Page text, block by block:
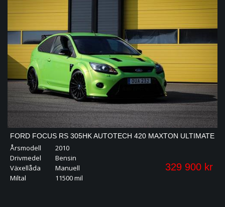
FORD FOCUS RS 305HK AUTOTECH 420 MAXTON ULTIMATE
SOMMARKAMPANJ!
Årsmodell
2010
Drivmedel
Bensin
Växellåda
Manuell
Miltal
11500 mil
329 900 kr